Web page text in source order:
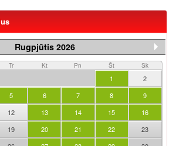
Rugpjūtis 2026
Tr Kt Pn Št Sk
1
2
5 6 7 8
9
12 13 14 15
16
19 20 21 22
23